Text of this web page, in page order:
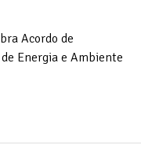
Acordo de
Energia e Ambiente